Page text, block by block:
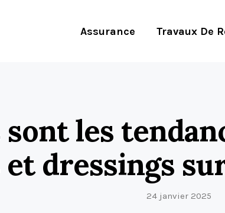
Assurance Travaux De
sont les
dressings
24 janvier 2025